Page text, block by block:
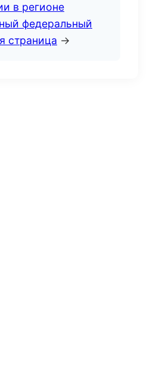
в регионе
федеральный
страница →